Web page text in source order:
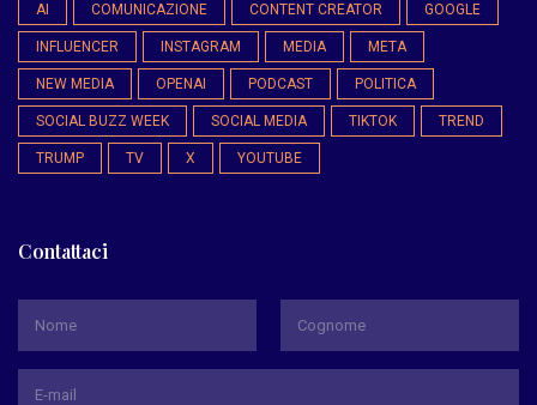
AI COMUNICAZIONE CONTENT CREATOR GOOGLE
INFLUENCER INSTAGRAM MEDIA META
NEW MEDIA OPENAI PODCAST POLITICA
SOCIAL BUZZ WEEK SOCIAL MEDIA TIKTOK TREND
TRUMP TV X YOUTUBE
Contattaci